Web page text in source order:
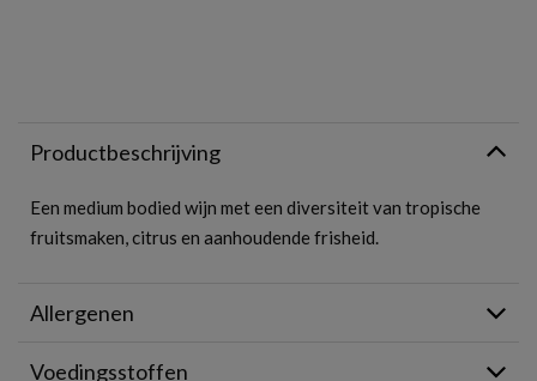
Productbeschrijving
Een medium bodied wijn met een diversiteit van tropische
fruitsmaken, citrus en aanhoudende frisheid.
Allergenen
Voedingsstoffen